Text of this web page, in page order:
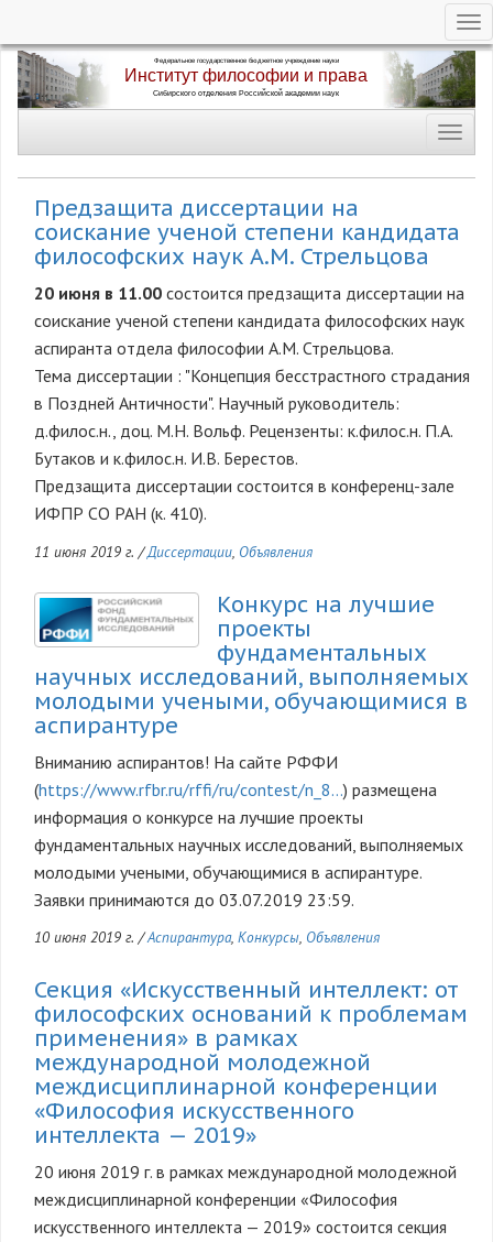
Перейти
Предзащита диссертации на
соискание ученой степени кандидата
философских наук А.М. Стрельцова
20 июня в 11.00 состоится предзащита диссертации на
соискание ученой степени кандидата философских наук
аспиранта отдела философии А.М. Стрельцова.
Тема диссертации : "Концепция бесстрастного страдания
в Поздней Античности". Научный руководитель:
д.филос.н., доц. М.Н. Вольф. Рецензенты: к.филос.н. П.А.
Бутаков и к.филос.н. И.В. Берестов.
Предзащита диссертации состоится в конференц-зале
ИФПР СО РАН (к. 410).
11 июня 2019 г. /Диссертации, Объявления
Конкурс на лучшие
проекты
фундаментальных
научных исследований, выполняемых
молодыми учеными, обучающимися в
аспирантуре
Вниманию аспирантов! На сайте РФФИ
(https://www.rfbr.ru/rffi/ru/contest/n_8…) размещена
информация о конкурсе на лучшие проекты
фундаментальных научных исследований, выполняемых
молодыми учеными, обучающимися в аспирантуре.
Заявки принимаются до 03.07.2019 23:59.
10 июня 2019 г. /Аспирантура, Конкурсы, Объявления
Секция «Искусственный интеллект: от
философских оснований к проблемам
применения» в рамках
международной молодежной
междисциплинарной конференции
«Философия искусственного
интеллекта — 2019»
20 июня 2019 г. в рамках международной молодежной
междисциплинарной конференции «Философия
искусственного интеллекта — 2019» состоится секция